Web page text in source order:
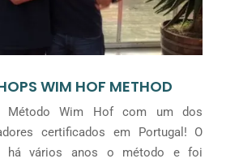
WIM HOF METHOD
Método Wim Hof com um dos
certificados em Portugal! O
há vários anos o método e foi